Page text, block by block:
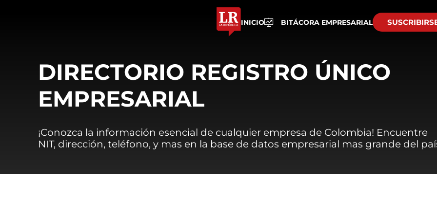
INICIO BITÁCORA EMPRESARIAL
DIRECTORIO REGISTRO ÚNICO
EMPRESARIAL
¡Conozca la información esencial de cualquier empresa de Colombia! Encuentre
NIT, dirección, teléfono, y mas en la base de datos empresarial mas grande del